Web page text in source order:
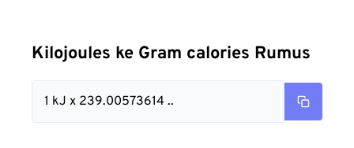
Kilojoules ke Gram calories Rumus
1 kJ x 239.00573614 ..